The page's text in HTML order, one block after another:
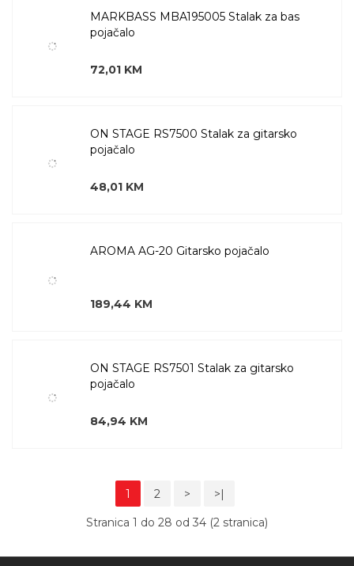
MARKBASS MBA195005 Stalak za bas
pojačalo
72,01 KM
ON STAGE RS7500 Stalak za gitarsko
pojačalo
48,01 KM
AROMA AG-20 Gitarsko pojačalo
189,44 KM
ON STAGE RS7501 Stalak za gitarsko
pojačalo
84,94 KM
1 2 > >|
Stranica 1 do 28 od 34 (2 stranica)